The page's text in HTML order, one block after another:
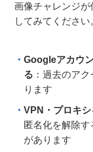
画像チャレンジ
してみてください
Googleアカウ
る ：過去のア
ります
VPN・プロキ
匿名化を解除
があります